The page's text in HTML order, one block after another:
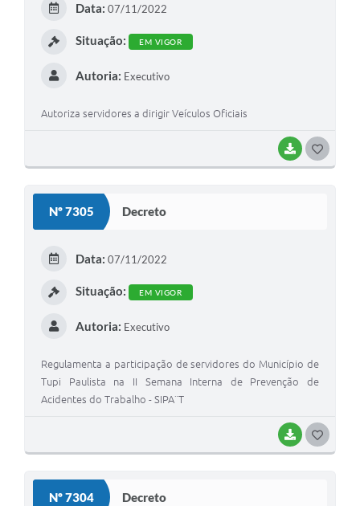
BAIXAR
Data: 07/11/2022
Situação: EM VIGOR
Autoria: Executivo
Autoriza servidores a dirigir Veículos Oficiais
Nº 7305 Decreto
BAIXAR
Data: 07/11/2022
Situação: EM VIGOR
Autoria: Executivo
Regulamenta a participação de servidores do Município de
Tupi Paulista na II Semana Interna de Prevenção de
Acidentes do Trabalho - SIPA¨T
Nº 7304 Decreto